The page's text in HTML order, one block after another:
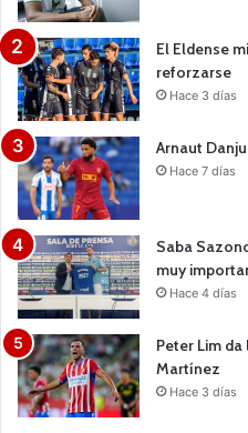
El Eldense
reforzarse
Hace 3 días
Arnaut
Hace 7 días
Saba
muy
Hace 4 días
Peter Lim
Martínez
Hace 3 días